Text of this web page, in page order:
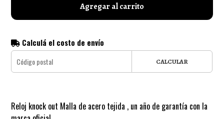
Agregar al carrito
Calculá el costo de envío
CALCULAR
Reloj knock out Malla de acero tejida , un año de garantía con la